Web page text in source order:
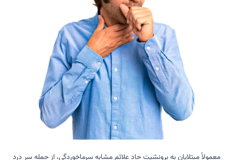
معمولاً مبتلایان به برونشیت حاد علائم مشابه سرماخوردگی، از جمله سر درد